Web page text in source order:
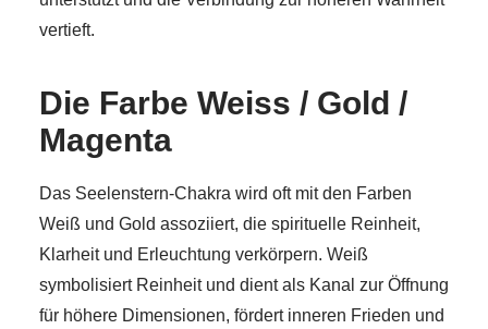
vertieft.
Die Farbe Weiss / Gold /
Magenta
Das Seelenstern-Chakra wird oft mit den Farben
Weiß und Gold assoziiert, die spirituelle Reinheit,
Klarheit und Erleuchtung verkörpern. Weiß
symbolisiert Reinheit und dient als Kanal zur Öffnung
für höhere Dimensionen, fördert inneren Frieden und